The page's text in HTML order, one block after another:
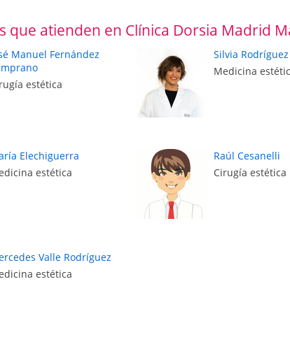
que atienden en Clínica Dorsia Madrid
Manuel Fernández
estética
Silvia
Medicina
Elechiguerra
estética
Raúl Cesanelli
Cirugía estética
Valle Rodríguez
estética